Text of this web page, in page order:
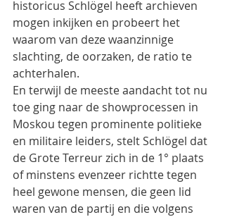
historicus Schlögel heeft archieven
mogen inkijken en probeert het
waarom van deze waanzinnige
slachting, de oorzaken, de ratio te
achterhalen.
En terwijl de meeste aandacht tot nu
toe ging naar de showprocessen in
Moskou tegen prominente politieke
en militaire leiders, stelt Schlögel dat
de Grote Terreur zich in de 1° plaats
of minstens evenzeer richtte tegen
heel gewone mensen, die geen lid
waren van de partij en die volgens